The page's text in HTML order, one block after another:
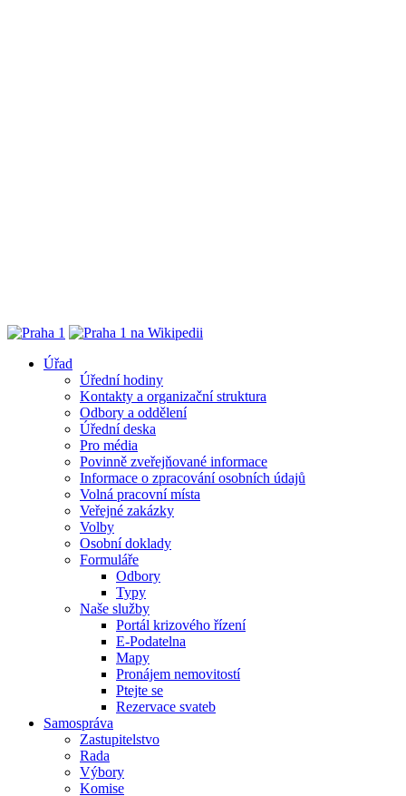
Úřad
Úřední hodiny
Kontakty a organizační struktura
Odbory a oddělení
Úřední deska
Pro média
Povinně zveřejňované informace
Informace o zpracování osobních údajů
Volná pracovní místa
Veřejné zakázky
Volby
Osobní doklady
Formuláře
Odbory
Typy
Naše služby
Portál krizového řízení
E-Podatelna
Mapy
Pronájem nemovitostí
Ptejte se
Rezervace svateb
Samospráva
Zastupitelstvo
Rada
Výbory
Komise